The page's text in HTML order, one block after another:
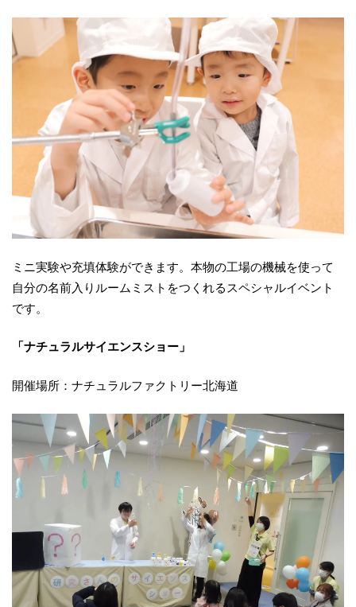
ミニ実験や充填体験ができます。本物の工場の機械を使って
自分の名前入りルームミストをつくれるスペシャルイベント
です。
「ナチュラルサイエンスショー」
開催場所：ナチュラルファクトリー北海道